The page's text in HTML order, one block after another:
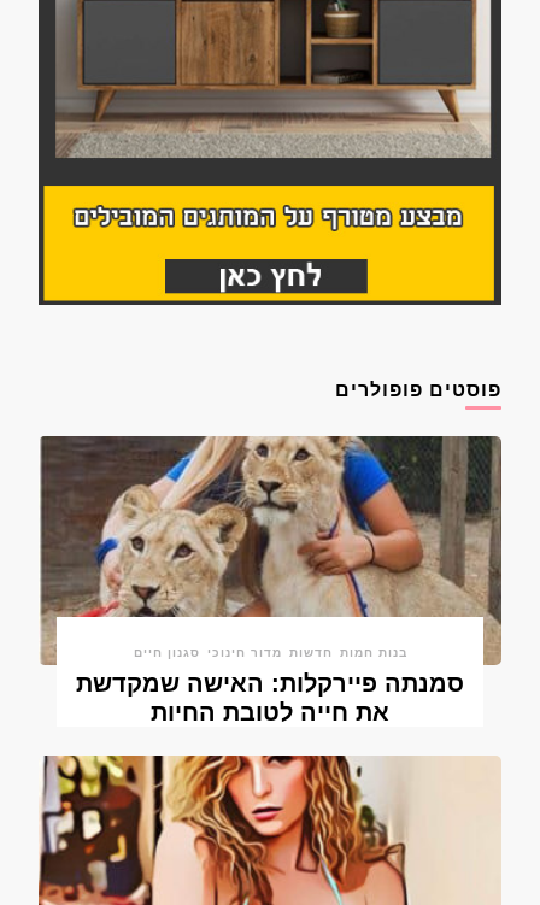
פוסטים פופולרים
בנות חמות חדשות מדור חינוכי סגנון חיים
סמנתה פיירקלות: האישה שמקדשת
את חייה לטובת החיות